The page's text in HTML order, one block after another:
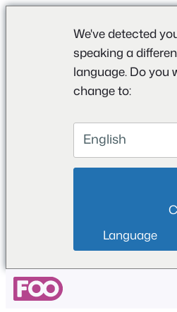
We've detected
speaking a
language. Do you
change to:
English